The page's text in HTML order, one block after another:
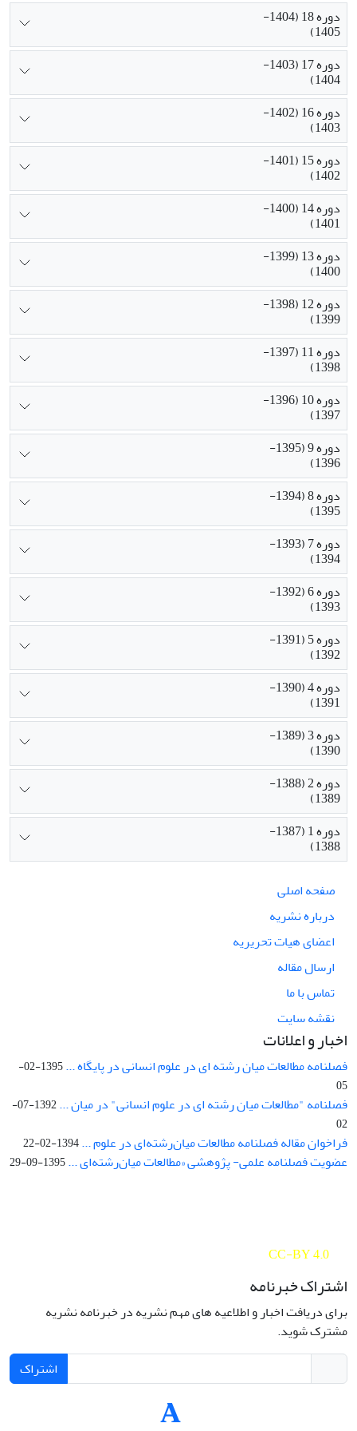
دوره 18 (1404-
1405)
دوره 17 (1403-
1404)
دوره 16 (1402-
1403)
دوره 15 (1401-
1402)
دوره 14 (1400-
1401)
دوره 13 (1399-
1400)
دوره 12 (1398-
1399)
دوره 11 (1397-
1398)
دوره 10 (1396-
1397)
دوره 9 (1395-
1396)
دوره 8 (1394-
1395)
دوره 7 (1393-
1394)
دوره 6 (1392-
1393)
دوره 5 (1391-
1392)
دوره 4 (1390-
1391)
دوره 3 (1389-
1390)
دوره 2 (1388-
1389)
دوره 1 (1387-
1388)
صفحه اصلی
درباره نشریه
اعضای هیات تحریریه
ارسال مقاله
تماس با ما
نقشه سایت
اخبار و اعلانات
فصلنامه مطالعات میان رشته ای در علوم انسانی در پایگاه ...
1395-02-
05
فصلنامه "مطالعات میان رشته ای در علوم انسانی" در میان ...
1392-07-
02
فراخوان مقاله فصلنامه مطالعات میان‌رشته‌ای در علوم ...1394-02-22
عضویت فصلنامه علمی- پژوهشی «مطالعات میان‌رشته‌ای ...1395-09-29
CC-BY 4.0
اشتراک خبرنامه
برای دریافت اخبار و اطلاعیه های مهم نشریه در خبرنامه نشریه
مشترک شوید.
اشتراک